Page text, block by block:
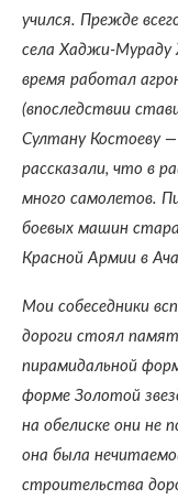
учился. Прежде
села Хаджи-Мураду
время работал
(впоследствии
Султану Костоеву
рассказали, что в
много самолетов.
боевых машин
Красной Армии в
Мои собеседники
дороги стоял
пирамидальной
форме Золотой
на обелиске они не
она была
строительства